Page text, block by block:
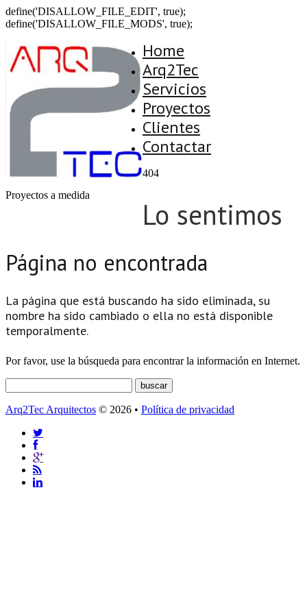
define('DISALLOW_FILE_EDIT', true);
define('DISALLOW_FILE_MODS', true);
Proyectos a medida
Home
Arq2Tec
Servicios
Proyectos
Clientes
Contactar
404
Lo sentimos
Página no encontrada
La página que está buscando ha sido eliminada, su
nombre ha sido cambiado o ella no está disponible
temporalmente.
Por favor, use la búsqueda para encontrar la información en Internet.
Arq2Tec Arquitectos © 2026 • Política de privacidad